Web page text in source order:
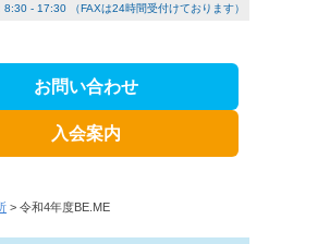
8:30 - 17:30 （FAXは24時間受付けております）
お問い合わせ
入会案内
> 令和4年度BE.ME